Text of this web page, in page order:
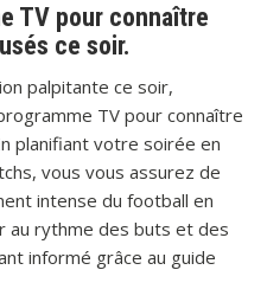
TV pour connaître
ce soir.
palpitante ce soir,
TV pour connaître
planifiant votre soirée en
vous vous assurez de
intense du football en
au rythme des buts et des
informé grâce au guide